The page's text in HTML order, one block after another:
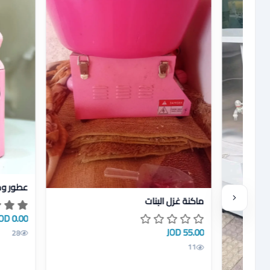
عرض تفاصيل ماكنة غزل البنات
ماكنة غزل البنات
55.00 JOD
11
عرض
عطور
0.00 JOD
28